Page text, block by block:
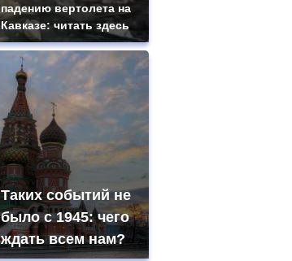
падению вертолета на
Кавказе: читать здесь
Таких событий не
было с 1945: чего
ждать всем нам?